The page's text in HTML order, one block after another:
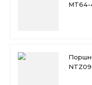
MT64-